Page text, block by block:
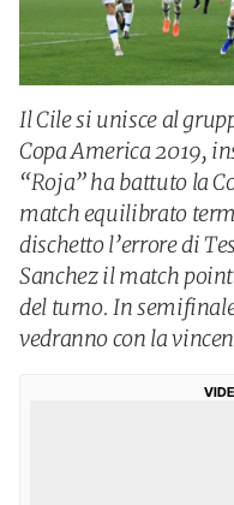
Il Cile si unisce al
Copa America 2019,
“Roja” ha battuto la
match equilibrato
dischetto l’errore di
Sanchez il match
del turno. In
vedranno con la